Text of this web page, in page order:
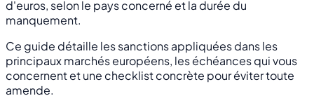
d'euros, selon le pays concerné et la durée du
manquement.
Ce guide détaille les sanctions appliquées dans les
principaux marchés européens, les échéances qui vous
concernent et une checklist concrète pour éviter toute
amende.